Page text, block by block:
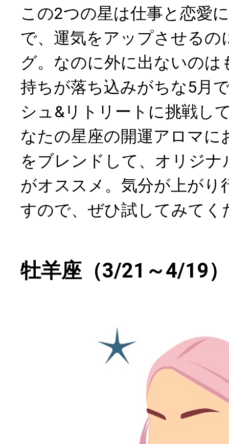
この2つの星は仕事と恋愛
で、運気をアップさせるの
グ。なのに外に出ないのは
持ちが落ち込みがちな5月
シュ&リトリートに挑戦し
なたの星座の開運アロマに
をブレンドして、オリジ
がオススメ。気分が上がり
すので、ぜひ試してみてく
牡羊座（3/21～4/19）